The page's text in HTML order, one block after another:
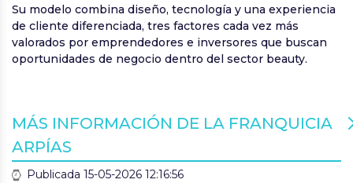
Su modelo combina diseño, tecnología y una experiencia
de cliente diferenciada, tres factores cada vez más
valorados por emprendedores e inversores que buscan
oportunidades de negocio dentro del sector beauty.
MÁS INFORMACIÓN DE LA FRANQUICIA
ARPÍAS
Publicada 15-05-2026 12:16:56